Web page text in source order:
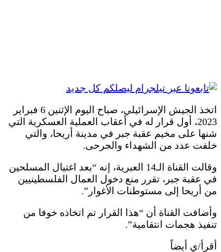
اتخذ الجيش الإسرائيلي، صباح اليوم الإثنين 6 فبراير
2023، أول قرار له في أعقاب العملية العسكرية التي
شنها على مخيم عقبة جبر في مدينة أريحا، والتي
خلفت عدد من الشهداء والجرحى.
وقالت القناة الـ14 العبرية، إنه “بعد اغتيال المسلحين
في عقبة جبر، تقرر منع دخول العمال الفلسطينيين
من أريحا إلى مستوطنات الأغوار”.
وأضافت القناة أن “هذا القرار تم اتخاذه خوفا من
تنفيذ هجمات انتقامية”.
أقرأ/ي أيضاً